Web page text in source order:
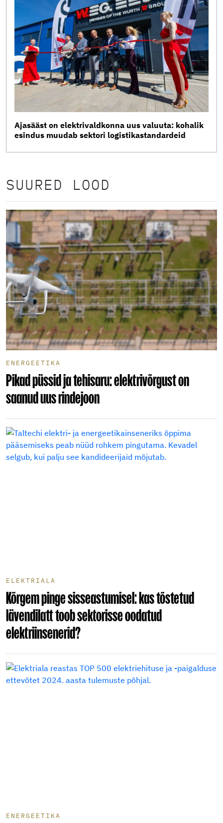
Ajasääst on elektrivaldkonna uus valuuta: kohalik
esindus muudab sektori logistikastandardeid
SUURED LOOD
ENERGEETIKA
Pikad püssid ja tehisaru: elektrivõrgust on
saanud uus rindejoon
ELEKTRIALA
Kõrgem pinge sisseastumisel: kas tõstetud
lävendilatt toob sektorisse oodatud
elektriinsenerid?
ENERGEETIKA